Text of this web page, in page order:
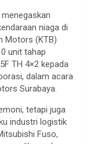
niaga di
Motors (KTB)
unit tahap
TH 4×2 kepada
dalam acara
Surabaya.
tetapi juga
industri logistik
Fuso,